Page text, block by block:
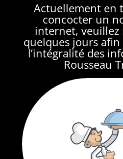
Actuellement en
concocter un
internet, veuillez
quelques jours afin
l’intégralité des
Rousseau